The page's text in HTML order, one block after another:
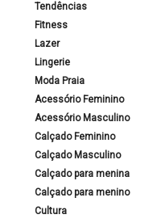
Tendências
Fitness
Lazer
Lingerie
Moda Praia
Acessório Feminino
Acessório Masculino
Calçado Feminino
Calçado Masculino
Calçado para menina
Calçado para menino
Cultura